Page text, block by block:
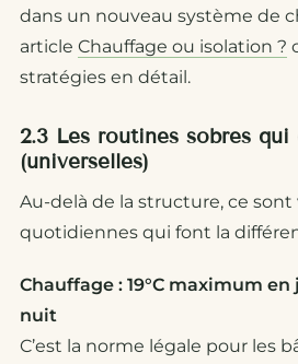
dans un nouveau système de
article Chauffage ou isolation ?
stratégies en détail.
2.3 Les routines sobres
(universelles)
Au-delà de la structure, ce
quotidiennes qui font la
Chauffage : 19°C maximum en
nuit
C’est la norme légale pour les